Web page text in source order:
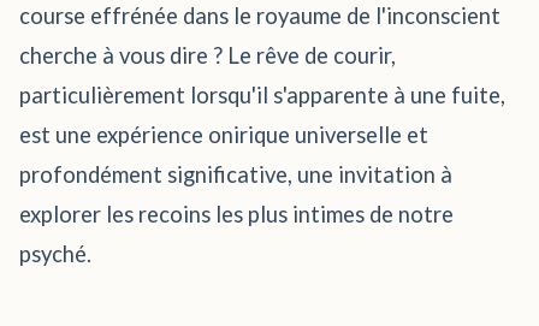
course effrénée dans le royaume de l'inconscient
cherche à vous dire ? Le rêve de courir,
particulièrement lorsqu'il s'apparente à une fuite,
est une expérience onirique universelle et
profondément significative, une invitation à
explorer les recoins les plus intimes de notre
psyché.